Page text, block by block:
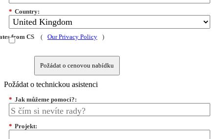
* Country:
from CS ( Our Privacy Policy )
Požádat o cenovou nabídku
Požádat o technickou asistenci
* Jak můžeme pomoci?:
* Projekt: